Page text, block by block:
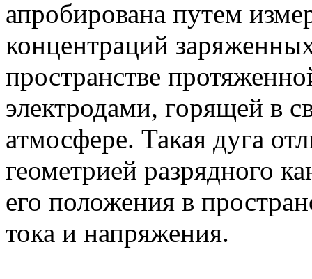
апробирована путем
концентраций
пространстве
электродами, горящей в
атмосфере. Такая дуга
геометрией разрядного
его положения в
тока и напряжения.